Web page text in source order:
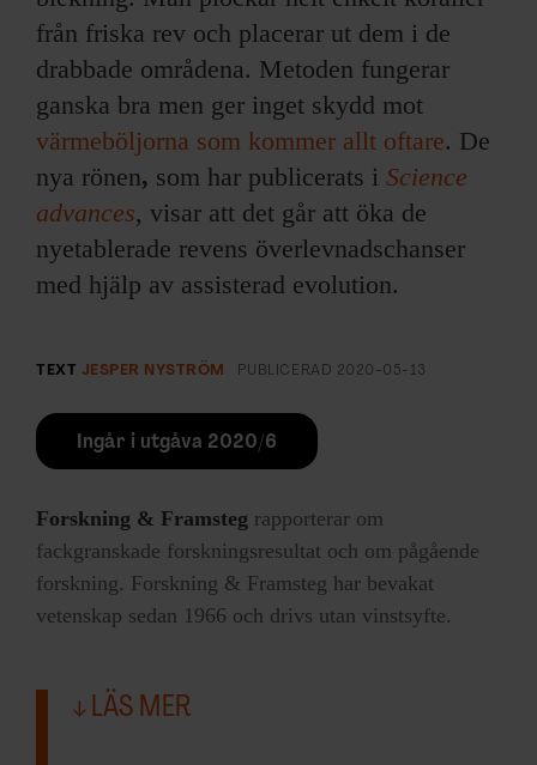
från friska rev och placerar ut dem i de
drabbade områdena. Metoden fungerar
ganska bra men ger inget skydd mot
värmeböljorna som kommer allt oftare. De
nya rönen, som har publicerats i Science
advances, visar att det går att öka de
nyetablerade revens överlevnadschanser
med hjälp av assisterad evolution.
TEXT JESPER NYSTRÖM PUBLICERAD 2020-05-13
Ingår i utgåva 2020/6
Forskning & Framsteg rapporterar om
fackgranskade forskningsresultat och om pågående
forskning. Forskning & Framsteg har bevakat
vetenskap sedan 1966 och drivs utan vinstsyfte.
LÄS MER